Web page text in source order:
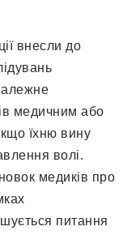
внесли до
медичним або
їхню вину
волі.
медиків про
питання